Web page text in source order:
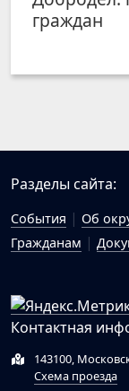
граждан
Разделы сайта:
События Об
Гражданам
Контактная
143100,
Схема проезда